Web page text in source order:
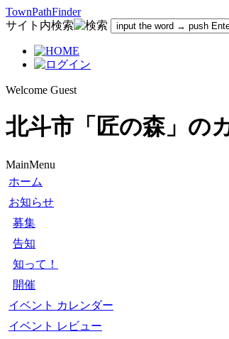
TownPathFinder
サイト内検索
Welcome Guest
北斗市「匠の森」の
MainMenu
ホーム
お知らせ
募集
告知
知って！
開催
イベント カレンダー
イベント レビュー